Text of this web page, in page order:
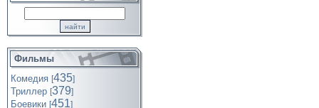
Фильмы
Комедия [435]
Триллер [379]
Боевики [451]